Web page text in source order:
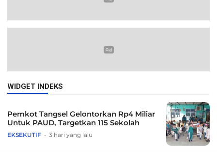
WIDGET INDEKS
Pemkot Tangsel Gelontorkan Rp4 Miliar
Untuk PAUD, Targetkan 115 Sekolah
EKSEKUTIF 3 hari yang lalu